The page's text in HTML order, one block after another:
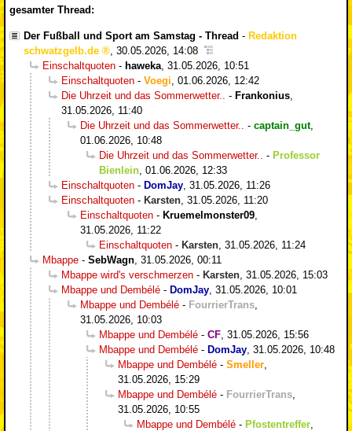
gesamter Thread:
Der Fußball und Sport am Samstag - Thread - Redaktion
schwatzgelb.de
30.05.2026, 14:08
Einschaltquoten - haweka 31.05.2026, 10:51
Einschaltquoten - Voegi 01.06.2026, 12:42
Die Uhrzeit und das Sommerwetter..
- Frankonius
31.05.2026, 11:40
Die Uhrzeit und das Sommerwetter..
- captain_gut,
01.06.2026, 10:48
Die Uhrzeit und das Sommerwetter..
- Professor
Bienlein 01.06.2026, 12:33
Einschaltquoten - DomJay 31.05.2026, 11:26
Einschaltquoten - Karsten 31.05.2026, 11:20
Einschaltquoten - Kruemelmonster09
31.05.2026, 11:22
Einschaltquoten - Karsten 31.05.2026, 11:24
Mbappe - SebWagn 31.05.2026, 00:11
Mbappe wird's verschmerzen - Karsten 31.05.2026, 15:03
Mbappe und Dembélé - DomJay 31.05.2026, 10:01
Mbappe und Dembélé - FourrierTrans
31.05.2026, 10:03
Mbappe und Dembélé - CF 31.05.2026, 15:56
Mbappe und Dembélé - DomJay 31.05.2026, 10:48
Mbappe und Dembélé - Smeller
31.05.2026, 15:29
Mbappe und Dembélé - FourrierTrans
31.05.2026, 10:55
Mbappe und Dembélé - Pfostentreffer